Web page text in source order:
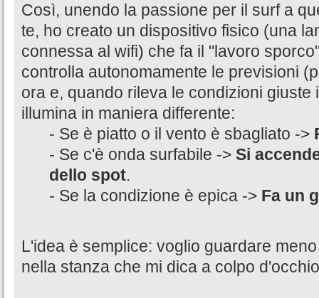
Così, unendo la passione per il surf a
te, ho creato un dispositivo fisico (una
connessa al wifi) che fa il "lavoro
controlla autonomamente le previsioni
ora e, quando rileva le condizioni
illumina in maniera differente:
- Se è piatto o il vento è sbagliato ->
- Se c'è onda surfabile -> Si
dello spot.
- Se la condizione è epica -> Fa un
L'idea è semplice: voglio guardare
nella stanza che mi dica a colpo